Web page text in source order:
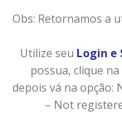
Obs: Retornamos a
Utilize seu Login e
possua, clique
depois vá na opção:
– Not